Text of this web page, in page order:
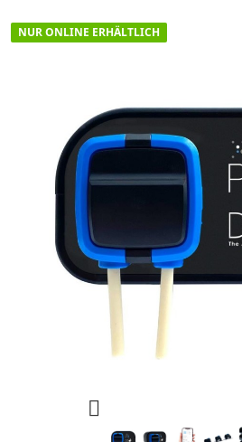
NUR ONLINE ERHÄLTLICH
